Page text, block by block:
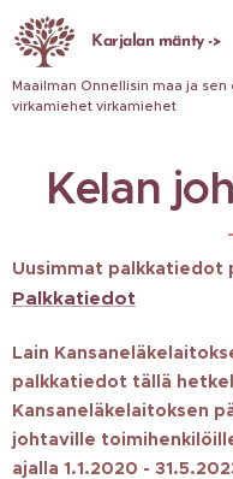
Karjalan mänty ->
Maailman Onnellisin maa ja
virkamiehet virkamiehet
Kelan
Uusimmat palkkatiedot
Palkkatiedot
Lain
palkkatiedot tällä
Kansaneläkelaitoksen
johtaville
ajalla 1.1.2020 -